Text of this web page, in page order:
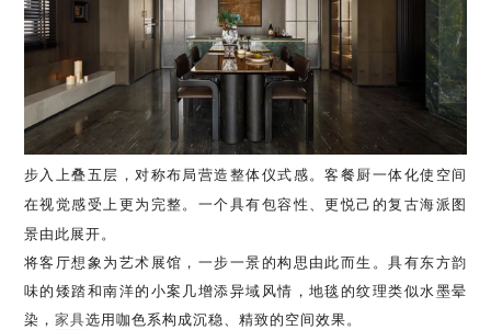
步入上叠五层，对称布局营造整体仪式感。客餐厨一体化使空间
在视觉感受上更为完整。一个具有包容性、更悦己的复古海派图
景由此展开。
将客厅想象为艺术展馆，一步一景的构思由此而生。具有东方韵
味的矮踏和南洋的小案几增添异域风情，地毯的纹理类似水墨晕
染， 家具选用咖色系构成沉稳、精致的空间效果。